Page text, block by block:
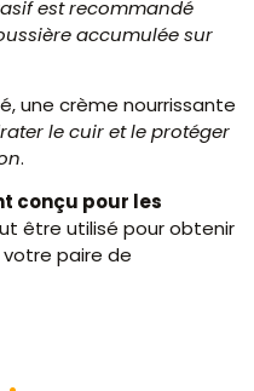
est recommandé
accumulée sur
une crème nourrissante
le cuir et le protéger
.
conçu pour les
être utilisé pour obtenir
paire de